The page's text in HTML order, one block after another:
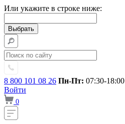
Или укажите в строке ниже:
8 800 101 08 26 Пн-Пт: 07:30-18:00
Войти
0